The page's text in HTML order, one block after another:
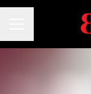
Menú de empleo